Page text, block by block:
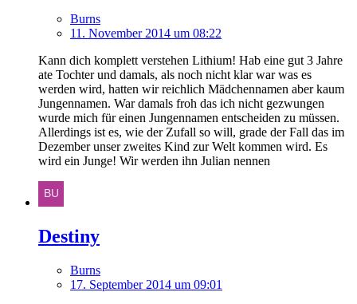
Burns
11. November 2014 um 08:22
Kann dich komplett verstehen Lithium! Hab eine gut 3 Jahre
ate Tochter und damals, als noch nicht klar war was es
werden wird, hatten wir reichlich Mädchennamen aber kaum
Jungennamen. War damals froh das ich nicht gezwungen
wurde mich für einen Jungennamen entscheiden zu müssen.
Allerdings ist es, wie der Zufall so will, grade der Fall das im
Dezember unser zweites Kind zur Welt kommen wird. Es
wird ein Junge! Wir werden ihn Julian nennen
Destiny
Burns
17. September 2014 um 09:01